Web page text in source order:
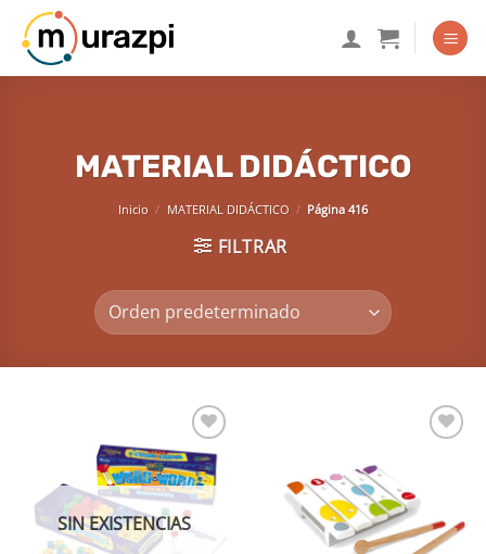
Saltar
contenido
MATERIAL DIDÁCTICO
Inicio / MATERIAL DIDÁCTICO / Página 416
FILTRAR
Añadir
a la
lista de
deseos
SIN EXISTENCIAS
deseos